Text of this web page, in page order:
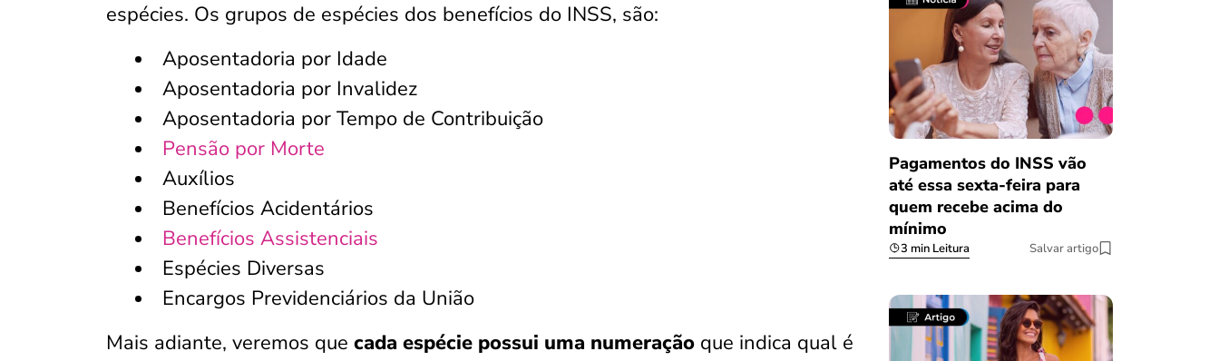
espécies. Os grupos de espécies dos benefícios do INSS, são:
Aposentadoria por Idade
Aposentadoria por Invalidez
Aposentadoria por Tempo de Contribuição
Pensão por Morte
Auxílios
Benefícios Acidentários
Benefícios Assistenciais
Espécies Diversas
Encargos Previdenciários da União
Mais adiante, veremos que cada espécie possui uma numeração que indica qual é
Pagamentos do INSS vão
até essa sexta-feira para
quem recebe acima do
mínimo
3 min Leitura Salvar artigo